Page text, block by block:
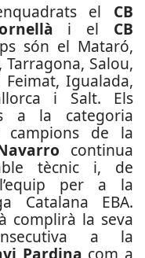
el CB
i el CB
són el Mataró,
Salou,
Feimat, Igualada,
i Salt. Els
a la categoria
campions de la
continua
tècnic i, de
per a la
Catalana EBA.
complirà la seva
a la
Pardina com a